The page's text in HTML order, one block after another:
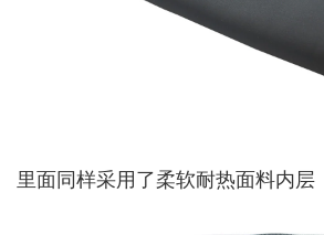
里面同样采用了柔软耐热面料内层